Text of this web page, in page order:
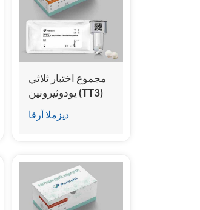
مجموع اختبار ثلاثي
يودوثيرونين (TT3)
ديزملا أرقا